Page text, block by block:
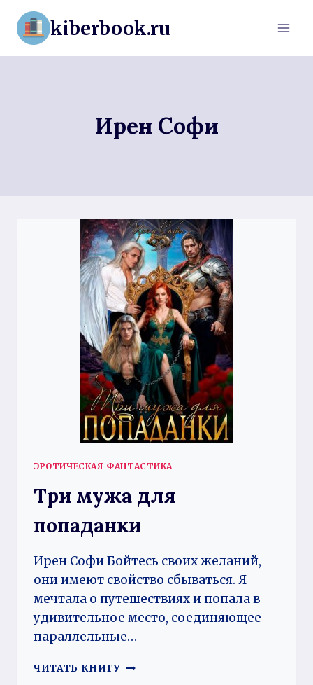
Перейти
содержимому
kiberbook.ru
Ирен Софи
ЭРОТИЧЕСКАЯ ФАНТАСТИКА
Три мужа для
попаданки
Ирен Софи Бойтесь своих желаний,
они имеют свойство сбываться. Я
мечтала о путешествиях и попала в
удивительное место, соединяющее
параллельные…
ЧИТАТЬ КНИГУ ТРИ